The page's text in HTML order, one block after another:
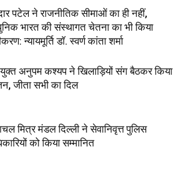
पटेल ने राजनीतिक सीमाओं का ही नहीं,
भारत की संस्थागत चेतना का भी किया
न्यायमूर्ति डॉ. स्वर्ण कांता शर्मा
अनुपम कश्यप ने खिलाड़ियों संग बैठकर किया
जीता सभी का दिल
मित्र मंडल दिल्ली ने सेवानिवृत्त पुलिस
को किया सम्मानित